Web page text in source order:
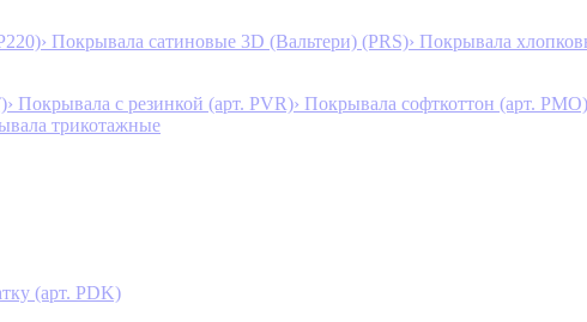
› Покрывала сатиновые 3D (Вальтери) (PRS)› Покрывала
› Покрывала с резинкой (арт. PVR)› Покрывала софткоттон (арт. PMO)
трикотажные
(арт. PDK)